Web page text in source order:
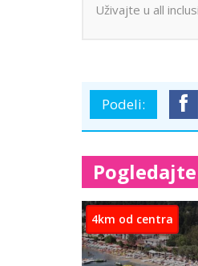
Uživajte u all
Podeli:
10km od centra